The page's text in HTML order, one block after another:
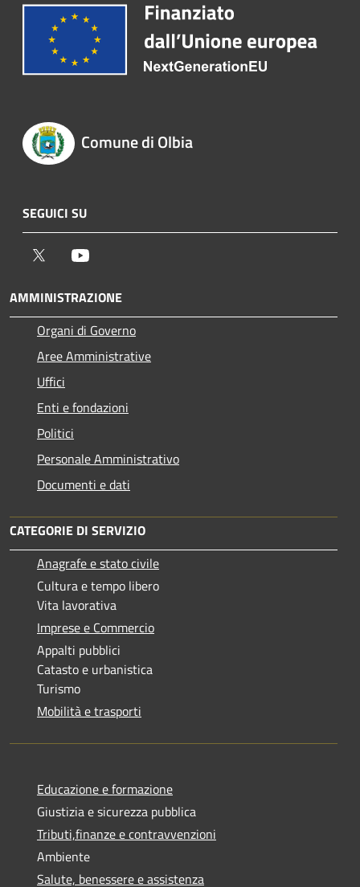
Comune di Olbia
SEGUICI SU
Twitter
AMMINISTRAZIONE
Organi di Governo
Aree Amministrative
Uffici
Enti e fondazioni
Politici
Personale Amministrativo
Documenti e dati
CATEGORIE DI SERVIZIO
Anagrafe e stato civile
Cultura e tempo libero
Vita lavorativa
Imprese e Commercio
Appalti pubblici
Catasto e urbanistica
Turismo
Mobilità e trasporti
Educazione e formazione
Giustizia e sicurezza pubblica
Tributi,finanze e contravvenzioni
Ambiente
Salute, benessere e assistenza